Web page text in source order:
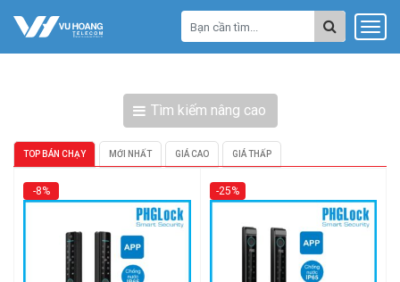
Tìm kiếm nâng cao
TOP BÁN CHẠY MỚI NHẤT GIÁ CAO GIÁ THẤP
-8% -25%